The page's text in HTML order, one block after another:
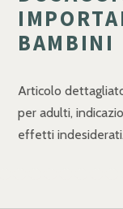
BAMBINI
Articolo
per adulti,
effetti indesiderati.